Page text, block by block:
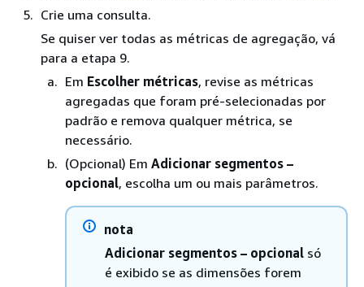
Crie uma consulta.
Se quiser ver todas as métricas de agregação, vá
para a etapa 9.
Em Escolher métricas, revise as métricas
agregadas que foram pré-selecionadas por
padrão e remova qualquer métrica, se
necessário.
(Opcional) Em Adicionar segmentos –
opcional, escolha um ou mais parâmetros.
nota
Adicionar segmentos – opcional só
é exibido se as dimensões forem